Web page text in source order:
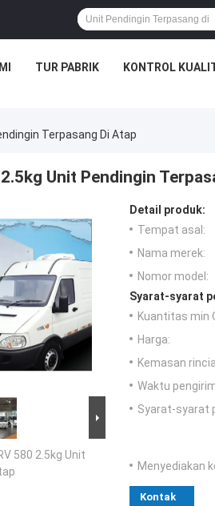
TUR PABRIK KONTROL
Terpasang Di Atap
Unit Pendingin
580 2.5kg Unit
Detail produk:
Tempat asal:
Nama merek:
Nomor model:
Syarat-syarat
Kuantitas min
Harga:
Kemasan
Waktu
Syarat-syarat
Menyediakan
Kontak